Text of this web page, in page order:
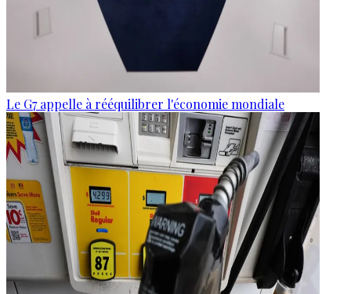
Le G7 appelle à rééquilibrer l'économie mondiale